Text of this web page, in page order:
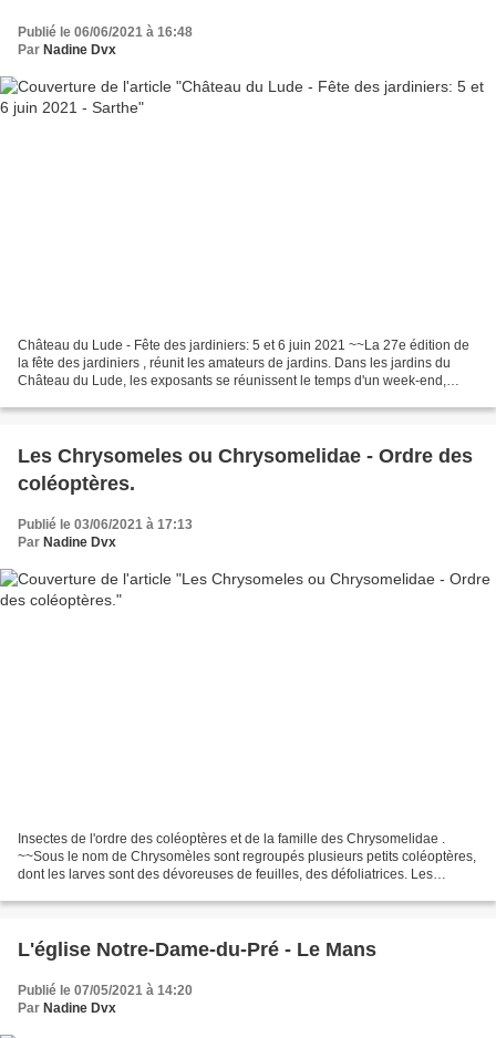
Publié le 06/06/2021 à 16:48
Par Nadine Dvx
Château du Lude - Fête des jardiniers: 5 et 6 juin 2021 ~~La 27e édition de
la fête des jardiniers , réunit les amateurs de jardins. Dans les jardins du
Château du Lude, les exposants se réunissent le temps d'un week-end,
Les Chrysomeles ou Chrysomelidae - Ordre des
coléoptères.
Publié le 03/06/2021 à 17:13
Par Nadine Dvx
Insectes de l'ordre des coléoptères et de la famille des Chrysomelidae .
~~Sous le nom de Chrysomèles sont regroupés plusieurs petits coléoptères,
dont les larves sont des dévoreuses de feuilles, des défoliatrices. Les
L'église Notre-Dame-du-Pré - Le Mans
Publié le 07/05/2021 à 14:20
Par Nadine Dvx